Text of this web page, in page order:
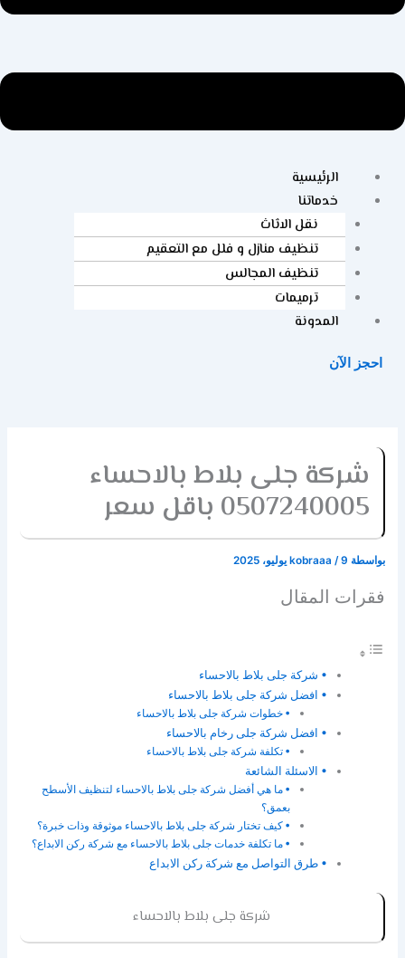
الرئيسية
خدماتنا
نقل الاثاث
تنظيف منازل و فلل مع التعقيم
تنظيف المجالس
ترميمات
المدونة
احجز الآن
شركة جلى بلاط بالاحساء
0507240005 باقل سعر
بواسطة kobraaa /9 يوليو، 2025
فقرات المقال
شركة جلى بلاط بالاحساء
افضل شركة جلى بلاط بالاحساء
خطوات شركة جلى بلاط بالاحساء
افضل شركة جلى رخام بالاحساء
تكلفة شركة جلى بلاط بالاحساء
الاسئلة الشائعة
ما هي أفضل شركة جلى بلاط بالاحساء لتنظيف الأسطح
بعمق؟
كيف تختار شركة جلى بلاط بالاحساء موثوقة وذات خبرة؟
ما تكلفة خدمات جلى بلاط بالاحساء مع شركة ركن الابداع؟
طرق التواصل مع شركة ركن الابداع
شركة جلى بلاط بالاحساء